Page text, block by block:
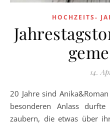
HOCHZEITS-
14.
20 Jahre sind
besonderen Anlass
zaubern, die etwas über